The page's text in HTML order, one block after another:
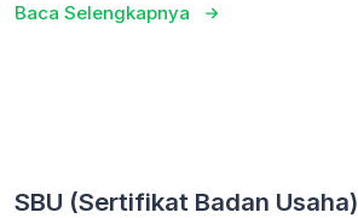
Baca Selengkapnya
SBU (Sertifikat Badan Usaha)